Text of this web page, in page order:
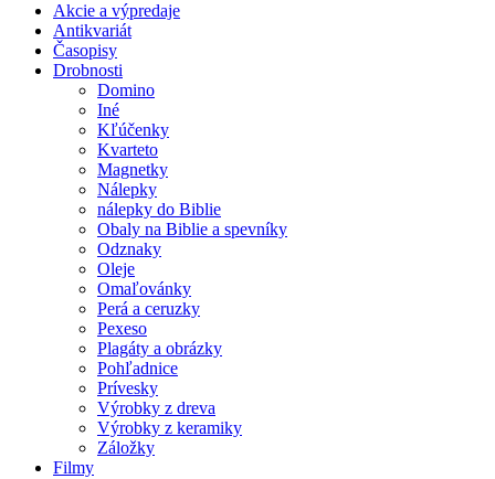
Akcie a výpredaje
Antikvariát
Časopisy
Drobnosti
Domino
Iné
Kľúčenky
Kvarteto
Magnetky
Nálepky
nálepky do Biblie
Obaly na Biblie a spevníky
Odznaky
Oleje
Omaľovánky
Perá a ceruzky
Pexeso
Plagáty a obrázky
Pohľadnice
Prívesky
Výrobky z dreva
Výrobky z keramiky
Záložky
Filmy